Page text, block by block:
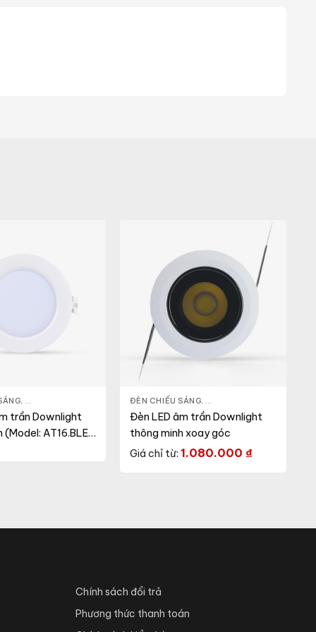
, THIẾT BỊ CHIẾU SÁNG
trần Downlight
(Model: AT16.BLE
ĐÈN CHIẾU SÁNG,
Đèn LED âm trần Downlight
thông minh xoay góc
Giá chỉ từ: 1.080.000 ₫
Chính sách đổi trả
Phương thức thanh toán